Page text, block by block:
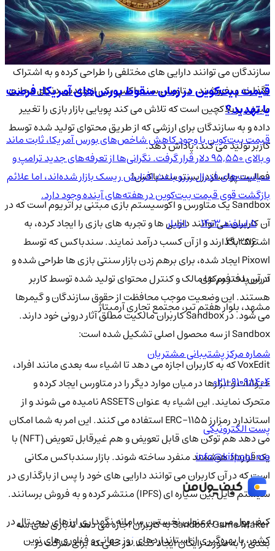
مانند OpenSea خریداری نمایند. البته این زمین ها احتمالاً گران تر
از فروش رسمی عمومی خواهند بود.
Sandbox یک دنیای مجازی غیرمتمرکز و جامعه محور است که در آن
سازندگان می توانند دارایی های مختلفی را طراحی کرده و به اشتراک
بگذارند و بفروشند. متاورس سندباکس یکی از چندین دنیای مجازی
مبتنی بر بلاکچین است که تلاش می کند پویایی بازار بازی را تغییر
داده و به سازندگان برای ارزشی که از طریق محتوای تولید شده توسط
کاربر تولید می کند، پاداش دهد.
فعالیت پولساز در بستر سندباکس!
Sandbox یک متاورس و اکوسیستم بازی مبتنی بر اتریوم است که در
آن کاربران می توانند دارایی ها و تجربه های بازی را ایجاد کرده، به
اشتراک بگذارند و از آن کسب درآمد نمایند. سندباکس که توسط
Pixowl ایجاد شده، برای برهم زدن بازار سنتی بازی ها طراحی شده و
در آن پلت فرم ها مالک و کنترل محتوای تولید شده توسط کاربر
هستند. این وضعیت موجب محافظت از حقوق سازندگان و گیمرها
می شود. در Sandbox کاربران مالکیت مطلق آثار درونی خود دارند.
Sandbox از سه محصول اصلی تشکیل شده است:
VoxEdit که به کاربران اجازه می دهد تا اشیاء سه بعدی مانند افراد،
حیوانات و ابزارها در میان موارد دیگر را در متاورس ایجاد کرده و
متحرک نمایند. این اشیاء به عنوان ASSETS نامیده می شوند و از
استاندارد رمزارز ERC-1155 استفاده می کنند. این امر به شما امکان
می دهد هم توکن های قابل تعویض و هم غیرقابل تعویض (NFT) با
یک قرارداد هوشمند منفرد ساخته شوند. بازار سندباکس مکانی
است که در آن کاربران می توانند دارایی های خود را پس از بارگذاری در
سیستم فایل بین سیاره ای (IPFS) منتشر کرده و به فروش برسانند.
Sandbox Game Maker به کاربران اجازه می دهد تا بازی های سه
بعدی را به صورت رایگان ایجاد کنند. در حالی که برای شرکت در
قیمت بیت‌کوین در زمان سقوط بورس‌های آمریکا: فرصت
یا تهدید؟
قیمت بیت‌کوین با وجود کاهش شاخص‌های بورس آمریکا، ثابت ماند
و بالای 95,550 دلار قرار گرفت. نگرانی‌ها از تعرفه‌های جدید ترامپ و
سیاست‌های فدرال رزرو باعث افزایش ریسک بازار شده‌اند، اما علائم
بازگشت قوی قیمت بیت‌کوین در هفته‌های آینده وجود دارد.
۵ اسفند ۱۴۰۳
اخبار
31,356
آدرس دفتر مرکزی
مشهد، بلوار هفتم تیر، مجتمع تجاری آرمیتاژ
شماره مرکز پشتیبانی مشتریان
021-91098404
پست الکترونیکی
info@kifpool.me
کیف‌ پول من، به‌عنوان نخستین سامانه نگهداری ارزهای دیجیتال در
کشور، با بهره‌گیری از استانداردهای روز جهانی و فناوری‌های نوین